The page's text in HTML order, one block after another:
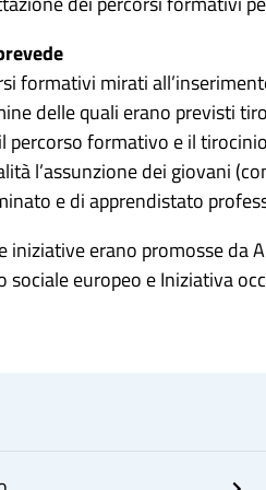
formativi mirati
delle quali erano previsti
percorso formativo e il
l’assunzione dei giovani
e di apprendistato
iniziative erano promosse da
sociale europeo e Iniziativa